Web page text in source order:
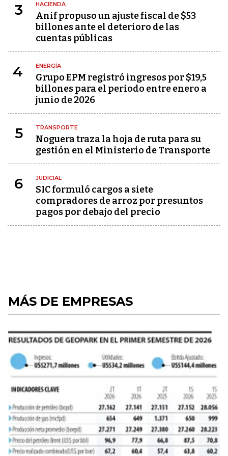
3 HACIENDA
Anif propuso un ajuste fiscal de $53
billones ante el deterioro de las
cuentas públicas
4 ENERGÍA
Grupo EPM registró ingresos por $19,5
billones para el periodo entre enero a
junio de 2026
5 TRANSPORTE
Noguera traza la hoja de ruta para su
gestión en el Ministerio de Transporte
6 JUDICIAL
SIC formuló cargos a siete
compradores de arroz por presuntos
pagos por debajo del precio
MÁS DE EMPRESAS